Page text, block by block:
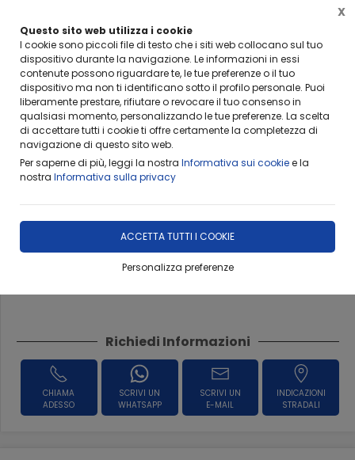
Questo sito web utilizza i cookie
I cookie sono piccoli file di testo che i siti web collocano sul tuo
dispositivo durante la navigazione. Le informazioni in essi
contenute possono riguardare te, le tue preferenze o il tuo
dispositivo ma non ti identificano sotto il profilo personale. Puoi
liberamente prestare, rifiutare o revocare il tuo consenso in
qualsiasi momento, personalizzando le tue preferenze. La scelta
di accettare tutti i cookie ti offre certamente la completezza di
navigazione di questo sito web.
Per saperne di più, leggi la nostra Informativa sui cookiee la
nostra Informativa sulla privacy
ACCETTA TUTTI I COOKIE
Personalizza preferenze
X
Home Catalogo CHITARRE BORSE/CUSTODIE
ULTIMO PEZZO
CUSTODIA IMBOTTITA PER
CHITARRA ELETTRICA IBANEZ
IGB541 Black
Richiedi Informazioni
CHIAMA
ADESSO
SCRIVI UN
WHATSAPP
SCRIVI UN
E-MAIL
INDICAZIONI
STRADALI